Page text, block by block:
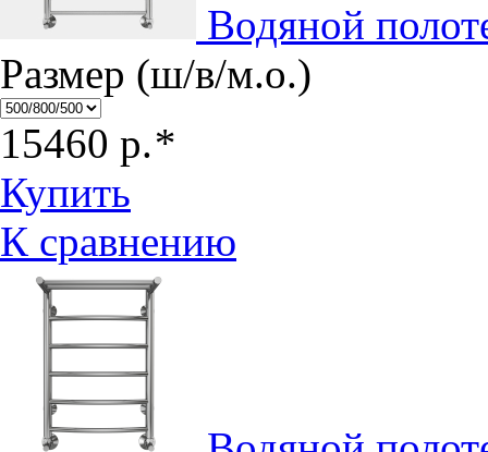
Водяной
Размер (ш/в/м.о.)
15460 р.*
Купить
К сравнению